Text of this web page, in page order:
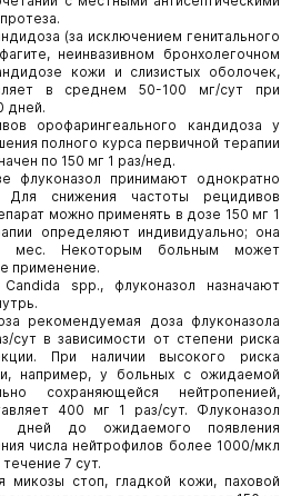
(за исключением генитального
неинвазивном бронхолегочном
кожи и слизистых оболочек,
в среднем 50-100 мг/сут при
дней.
орофарингеального кандидоза у
полного курса первичной терапии
по 150 мг 1 раз/нед.
флуконазол принимают однократно
снижения частоты рецидивов
можно применять в дозе 150 мг 1
определяют индивидуально; она
Некоторым больным может
применение.
spp., флуконазол назначают
рекомендуемая доза флуконазола
сут в зависимости от степени риска
При наличии высокого риска
например, у больных с ожидаемой
сохраняющейся нейтропенией,
400 мг 1 раз/сут. Флуконазол
дней до ожидаемого появления
числа нейтрофилов более 1000/мкл
7 сут.
микозы стоп, гладкой кожи, паховой